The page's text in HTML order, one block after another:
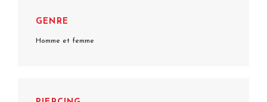
GENRE
Homme et femme